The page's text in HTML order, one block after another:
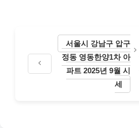
서울시 강남구 압구
정동 영동한양1차 아
파트 2025년 9월 시
세